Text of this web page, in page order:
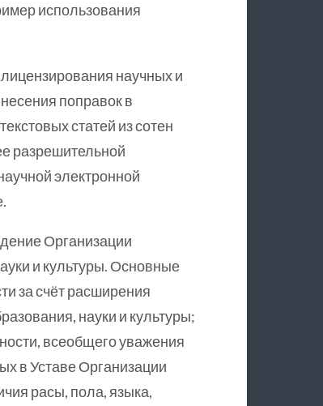
использования
научных и
поправок в
статей из сотен
разрешительной
электронной
Организации
и культуры. Основные
за счёт расширения
науки и культуры;
всеобщего уважения
в Уставе Организации
расы, пола, языка,